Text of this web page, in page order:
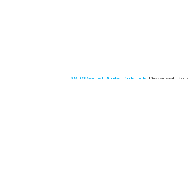
WP2Social Auto Publish Powered By :